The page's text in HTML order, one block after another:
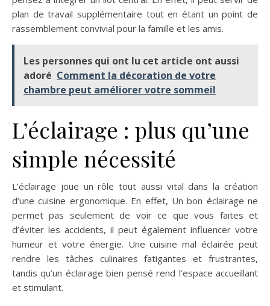
plan de travail supplémentaire tout en étant un point de
rassemblement convivial pour la famille et les amis.
Les personnes qui ont lu cet article ont aussi
adoré Comment la décoration de votre
chambre peut améliorer votre sommeil
L’éclairage : plus qu’une
simple nécessité
L’éclairage joue un rôle tout aussi vital dans la création
d’une cuisine ergonomique. En effet, Un bon éclairage ne
permet pas seulement de voir ce que vous faites et
d’éviter les accidents, il peut également influencer votre
humeur et votre énergie. Une cuisine mal éclairée peut
rendre les tâches culinaires fatigantes et frustrantes,
tandis qu’un éclairage bien pensé rend l’espace accueillant
et stimulant.